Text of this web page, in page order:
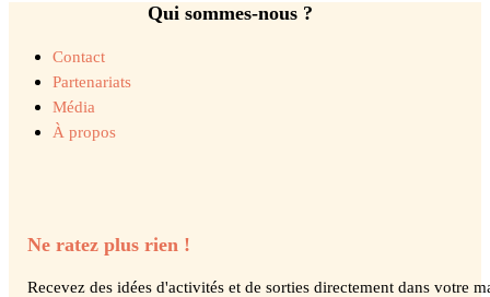
Qui sommes-nous ?
Contact
Partenariats
Média
À propos
Ne ratez plus rien !
Recevez des idées d'activités et de sorties directement dans votre